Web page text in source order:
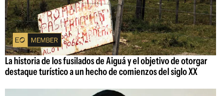
La historia de los fusilados de Aiguá y el objetivo de otorgar
destaque turístico a un hecho de comienzos del siglo XX